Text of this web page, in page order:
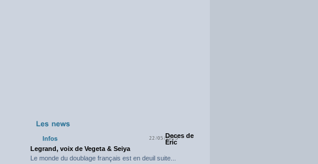
22/05/2025Deces de
Eric
Legrand, voix de Vegeta & Seiya
Le monde du doublage français est en deuil suite...